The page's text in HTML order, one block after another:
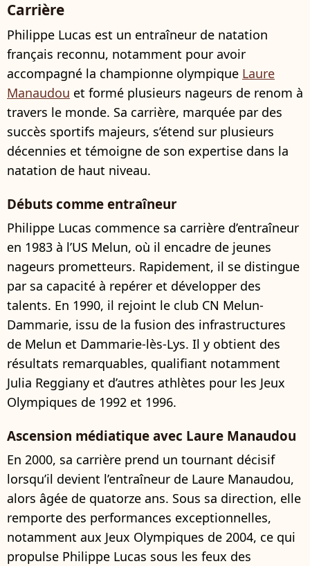
Carrière
Philippe Lucas est un entraîneur de natation
français reconnu, notamment pour avoir
accompagné la championne olympique Laure
Manaudou et formé plusieurs nageurs de renom à
travers le monde. Sa carrière, marquée par des
succès sportifs majeurs, s’étend sur plusieurs
décennies et témoigne de son expertise dans la
natation de haut niveau.
Débuts comme entraîneur
Philippe Lucas commence sa carrière d’entraîneur
en 1983 à l’US Melun, où il encadre de jeunes
nageurs prometteurs. Rapidement, il se distingue
par sa capacité à repérer et développer des
talents. En 1990, il rejoint le club CN Melun-
Dammarie, issu de la fusion des infrastructures
de Melun et Dammarie-lès-Lys. Il y obtient des
résultats remarquables, qualifiant notamment
Julia Reggiany et d’autres athlètes pour les Jeux
Olympiques de 1992 et 1996.
Ascension médiatique avec Laure Manaudou
En 2000, sa carrière prend un tournant décisif
lorsqu’il devient l’entraîneur de Laure Manaudou,
alors âgée de quatorze ans. Sous sa direction, elle
remporte des performances exceptionnelles,
notamment aux Jeux Olympiques de 2004, ce qui
propulse Philippe Lucas sous les feux des